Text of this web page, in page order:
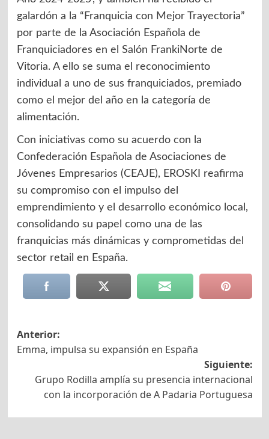
galardón a la “Franquicia con Mejor Trayectoria”
por parte de la Asociación Española de
Franquiciadores en el Salón FrankiNorte de
Vitoria. A ello se suma el reconocimiento
individual a uno de sus franquiciados, premiado
como el mejor del año en la categoría de
alimentación.
Con iniciativas como su acuerdo con la
Confederación Española de Asociaciones de
Jóvenes Empresarios (CEAJE), EROSKI reafirma
su compromiso con el impulso del
emprendimiento y el desarrollo económico local,
consolidando su papel como una de las
franquicias más dinámicas y comprometidas del
sector retail en España.
Navegación
de
entradas
Anterior:
Emma, impulsa su expansión en España
Siguiente:
Grupo Rodilla amplía su presencia internacional
con la incorporación de A Padaria Portuguesa